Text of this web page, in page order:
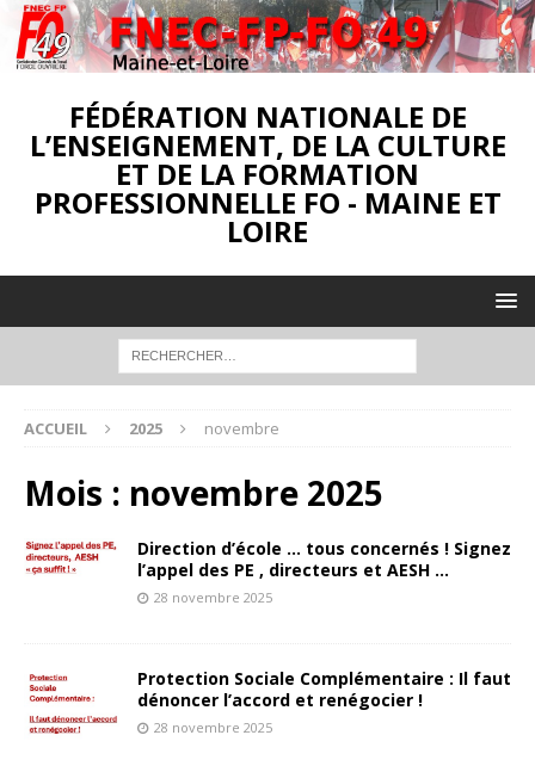
FÉDÉRATION NATIONALE DE
L’ENSEIGNEMENT, DE LA CULTURE
ET DE LA FORMATION
PROFESSIONNELLE FO - MAINE ET
LOIRE
ACCUEIL 2025 novembre
Mois : novembre 2025
Direction d’école … tous concernés ! Signez
l’appel des PE , directeurs et AESH …
28 novembre 2025
Protection Sociale Complémentaire : Il faut
dénoncer l’accord et renégocier !
28 novembre 2025